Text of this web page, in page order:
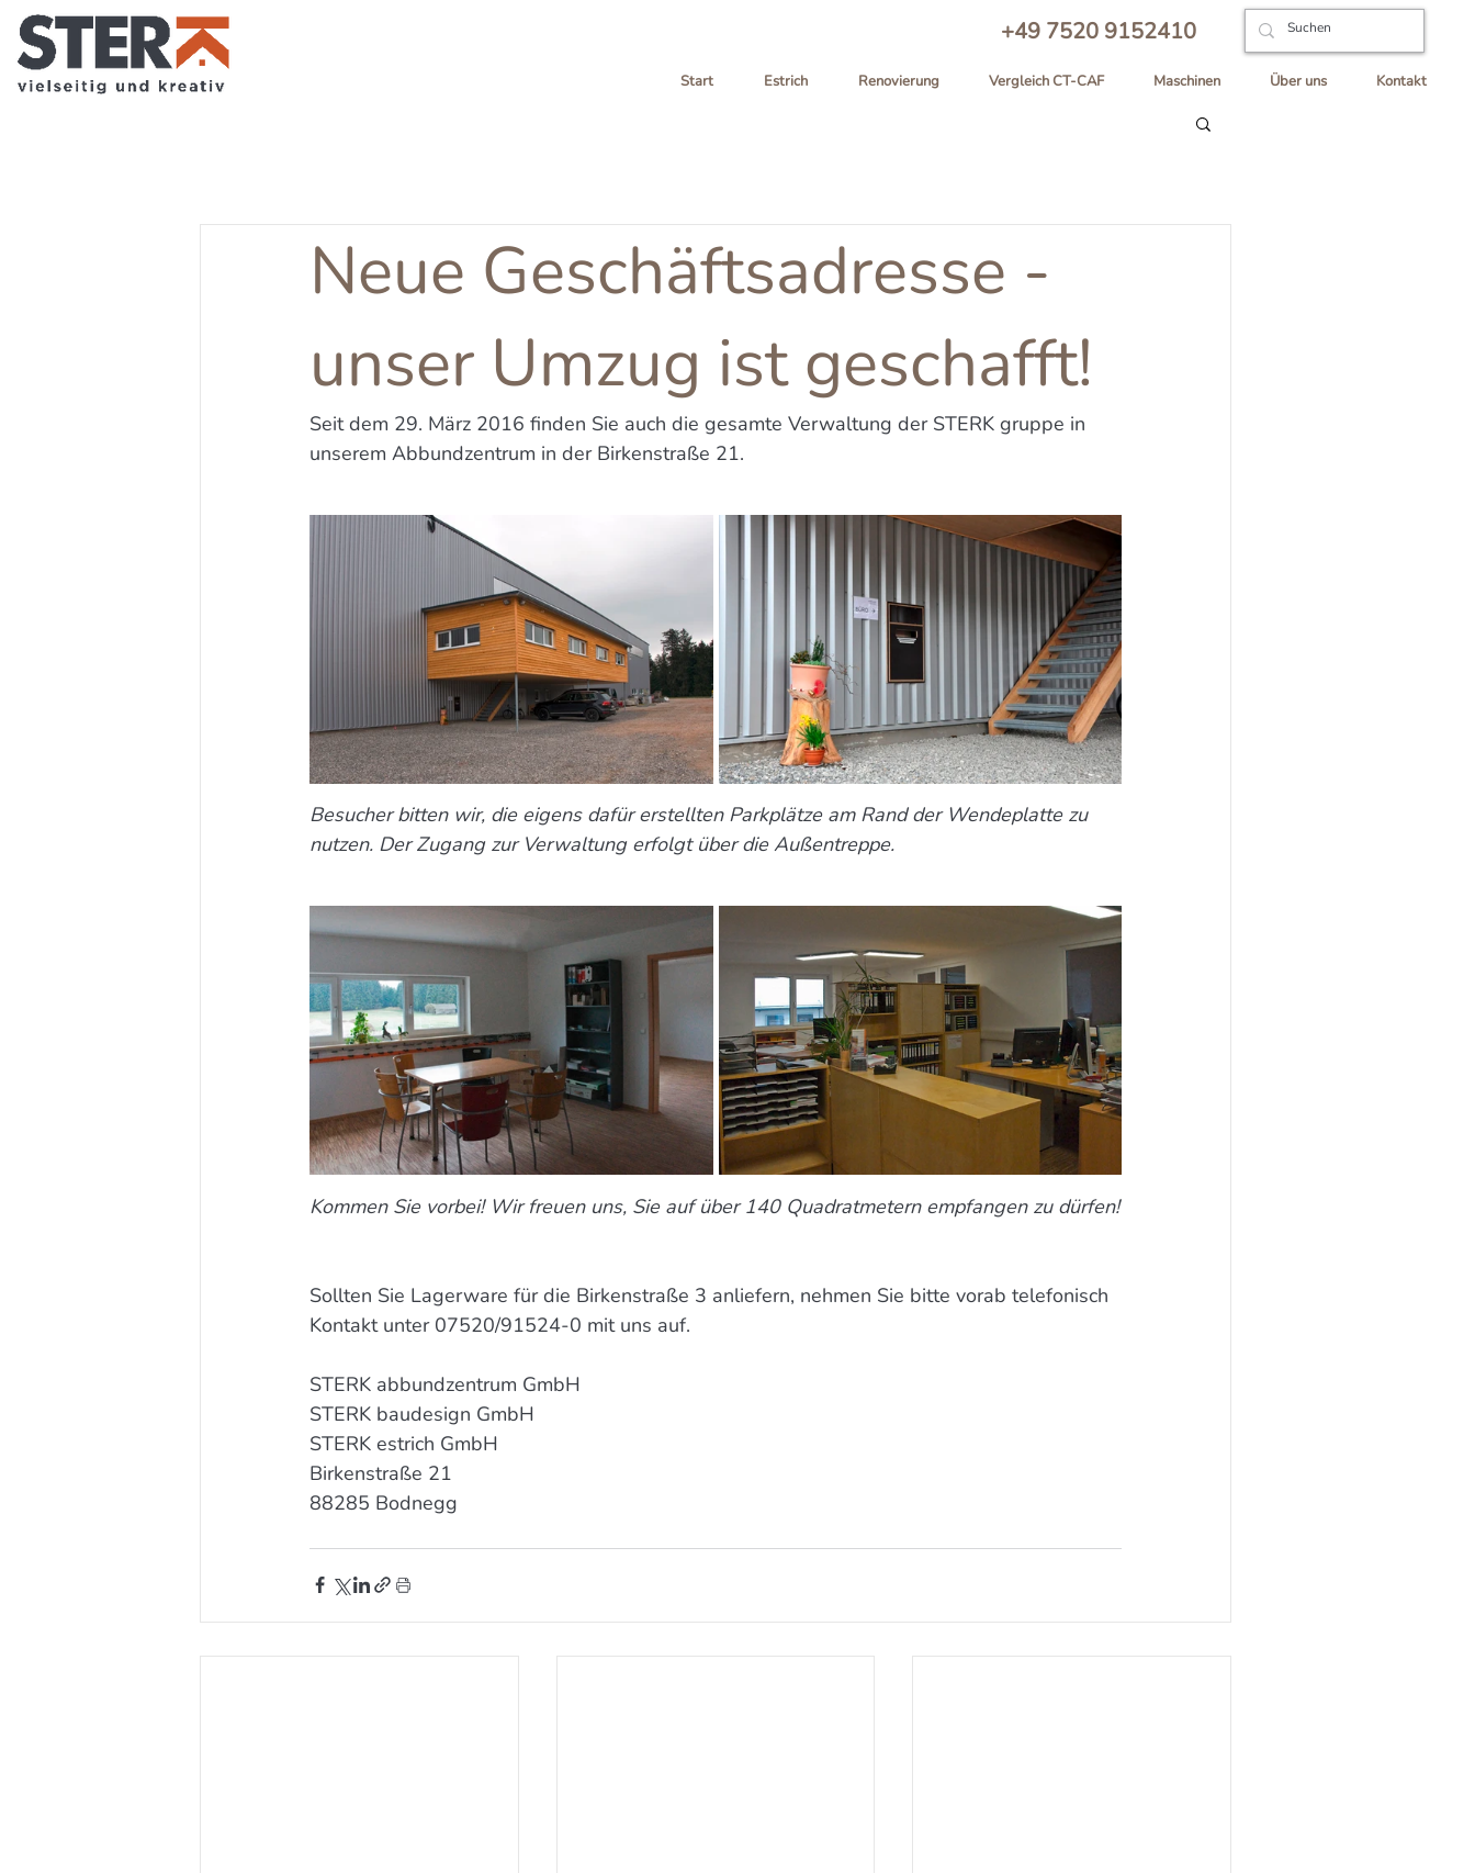
+49 7520 9152410
Start Estrich Renovierung Vergleich CT-CAF Maschinen Über uns Kontakt
Neue Geschäftsadresse -
unser Umzug ist geschafft!
Seit dem 29. März 2016 finden Sie auch die gesamte Verwaltung der STERK gruppe in
unserem Abbundzentrum in der Birkenstraße 21.
Besucher bitten wir, die eigens dafür erstellten Parkplätze am Rand der Wendeplatte zu
nutzen. Der Zugang zur Verwaltung erfolgt über die Außentreppe.
Kommen Sie vorbei! Wir freuen uns, Sie auf über 140 Quadratmetern empfangen zu dürfen!
Sollten Sie Lagerware für die Birkenstraße 3 anliefern, nehmen Sie bitte vorab telefonisch
Kontakt unter 07520/91524-0 mit uns auf.
STERK abbundzentrum GmbH
STERK baudesign GmbH
STERK estrich GmbH
Birkenstraße 21
88285 Bodnegg